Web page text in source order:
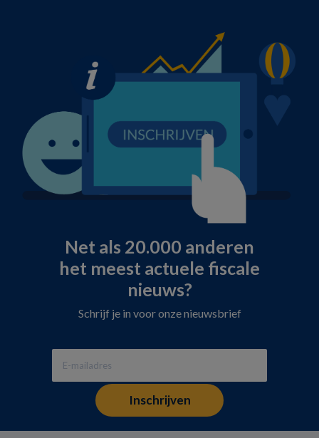
Net als 20.000 anderen
het meest actuele fiscale
nieuws?
Schrijf je in voor onze nieuwsbrief